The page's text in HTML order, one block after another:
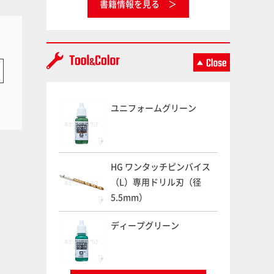
書籍情報を見る
ユニフォームグリーン
HG ワンタッチピンバイス
（L）専用ドリル刃（径
5.5mm）
ディープグリーン